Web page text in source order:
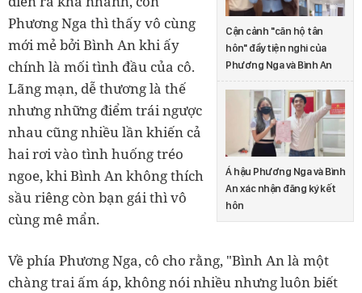
Cận cảnh ''căn hộ tân
hôn'' đầy tiện nghi của
Phương Nga và Bình An
Á hậu Phương Nga và Bình
An xác nhận đăng ký kết
hôn
Phương Nga thì thấy vô cùng
mới mẻ bởi Bình An khi ấy
chính là mối tình đầu của cô.
Lãng mạn, dễ thương là thế
nhưng những điểm trái ngược
nhau cũng nhiều lần khiến cả
hai rơi vào tình huống tréo
ngoe, khi Bình An không thích
sầu riêng còn bạn gái thì vô
cùng mê mẩn.
Về phía Phương Nga, cô cho rằng, "Bình An là một
chàng trai ấm áp, không nói nhiều nhưng luôn biết